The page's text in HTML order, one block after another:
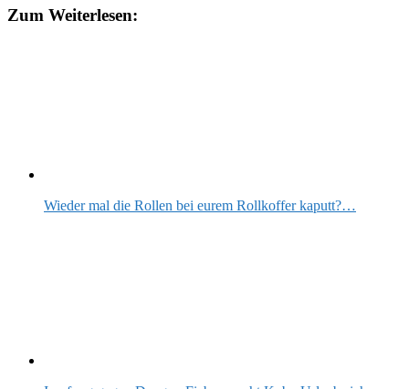
Zum Weiterlesen:
Wieder mal die Rollen bei eurem Rollkoffer kaputt?…